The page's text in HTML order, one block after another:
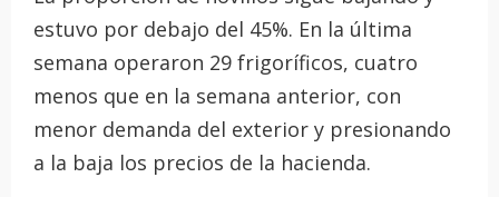
estuvo por debajo del 45%. En la última
semana operaron 29 frigoríficos, cuatro
menos que en la semana anterior, con
menor demanda del exterior y presionando
a la baja los precios de la hacienda.